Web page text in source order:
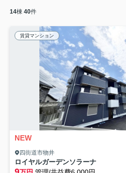
14棟 40件
賃貸マンション
NEW
四街道市物井
ロイヤルガーデンソラーナ